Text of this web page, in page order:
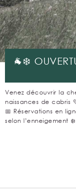
🐐❄️
Venez découvrir la
naissances de cabris
📅 Réservations en
selon l’enneigement ❄️